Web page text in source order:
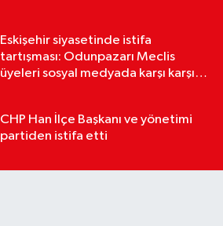
Eskişehir siyasetinde istifa
tartışması: Odunpazarı Meclis
üyeleri sosyal medyada karşı karşıya
CHP Han İlçe Başkanı ve yönetimi
partiden istifa etti